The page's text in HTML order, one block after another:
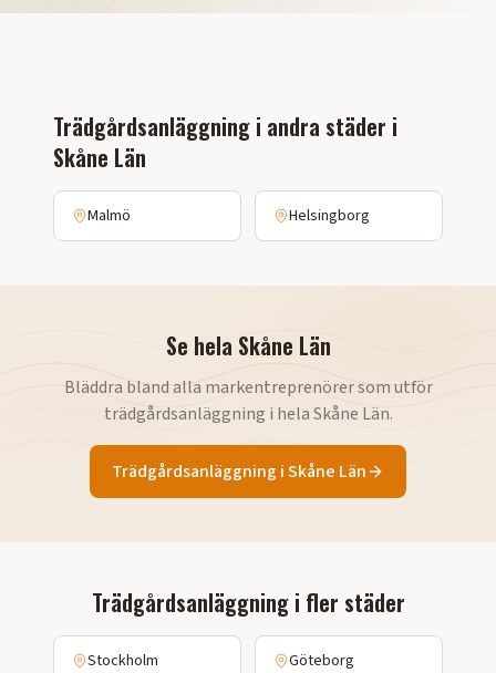
Trädgårdsanläggning i andra städer i
Skåne Län
Malmö Helsingborg
Se hela Skåne Län
Bläddra bland alla markentreprenörer som utför
trädgårdsanläggning i helaSkåne Län.
Trädgårdsanläggning iSkåne Län
Trädgårdsanläggningi fler städer
Stockholm Göteborg